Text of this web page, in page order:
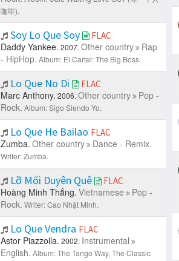
咖啡).
Soy Lo Que Soy FLAC
Daddy Yankee. 2007. Other country
Rap
- HipHop. Album: El Cartel: The Big Boss.
Lo Que No Di FLAC
Marc Anthony. 2006. Other country
Pop -
Rock. Album: Sigo Siendo Yo.
Lo Que He Bailao FLAC
Zumba. Other country Dance - Remix.
Writer: Zumba.
Lỡ Mối Duyên Quê FLAC
Hoàng Minh Thắng. Vietnamese
Pop -
Rock. Writer: Cao Nhật Minh.
Lo Que Vendra FLAC
Astor Piazzolla. 2002. Instrumental
English. Album: The Tango Way, The Classic